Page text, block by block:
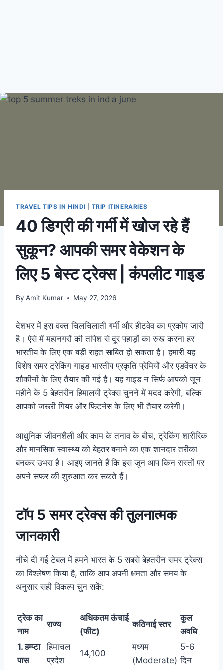
TRAVEL TIPS IN HINDI TRIP ITINERARIES
40 डिग्री की गर्मी में खोज रहे हैं
सुकून? आपकी समर वेकेशन के
लिए 5 बेस्ट ट्रेक्स | कंपलीट गाइड
By Amit Kumar May 27, 2026
देशभर में इस वक्त चिलचिलाती गर्मी और हीटवेव का प्रकोप जारी
है। ऐसे में महानगरों की तपिश से दूर पहाड़ों का रुख करना हर
भारतीय के लिए एक बड़ी राहत साबित हो सकता है। हमारी यह
विशेष समर ट्रेकिंग गाइड भारतीय प्रकृति प्रेमियों और एडवेंचर के
शौकीनों के लिए तैयार की गई है। यह गाइड न सिर्फ आपको जून
महीने के 5 बेहतरीन हिमालयी ट्रेक्स चुनने में मदद करेगी, बल्कि
आपको जरूरी गियर और फिटनेस के लिए भी तैयार करेगी।
आधुनिक जीवनशैली और काम के तनाव के बीच, ट्रेकिंग शारीरिक
और मानसिक स्वास्थ्य को बेहतर बनाने का एक शानदार तरीका
बनकर उभरा है। आइए जानते हैं कि इस जून आप किन रास्तों पर
अपने सफर की शुरुआत कर सकते हैं।
टॉप 5 समर ट्रेक्स की तुलनात्मक
जानकारी
नीचे दी गई टेबल में हमने भारत के 5 सबसे बेहतरीन समर ट्रेक्स
का विश्लेषण किया है, ताकि आप अपनी क्षमता और समय के
अनुसार सही विकल्प चुन सकें:
ट्रेक का
नाम
राज्य
अधिकतम ऊंचाई
(फीट)
कठिनाई स्तर
कुल
अवधि
1. हम्प्टा
पास
हिमाचल
प्रदेश
14,100
मध्यम
(Moderate)
5-6
दिन